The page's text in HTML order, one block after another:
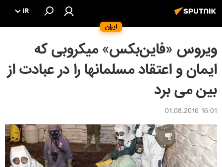
ایران
IR
ویروس «فاین‌بکس» میکروبی که
ایمان و اعتقاد مسلمانها را در عبادت از
بین می برد
16:01 01.08.2016